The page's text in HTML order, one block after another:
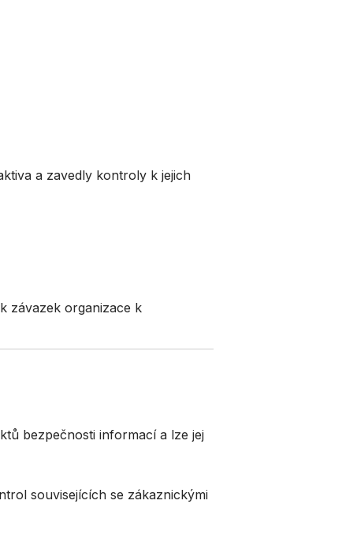
a zavedly kontroly k jejich
závazek organizace k
bezpečnosti informací a lze jej
souvisejících se zákaznickými